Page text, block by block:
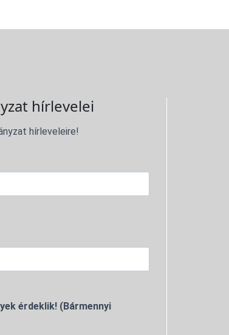
hírlevelei
hírleveleire!
érdeklik! (Bármennyi